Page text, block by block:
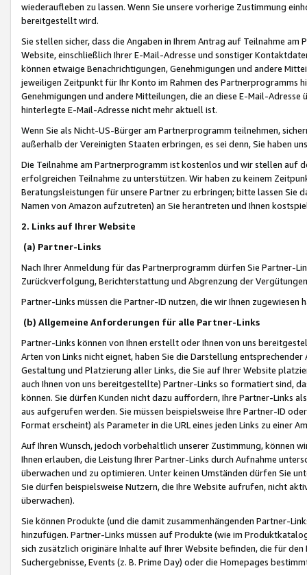
wiederaufleben zu lassen. Wenn Sie unsere vorherige Zustimmung
bereitgestellt wird.
Sie stellen sicher, dass die Angaben in Ihrem Antrag auf Teilnahme
Website, einschließlich Ihrer E-Mail-Adresse und sonstiger
können etwaige Benachrichtigungen, Genehmigungen und andere
jeweiligen Zeitpunkt für Ihr Konto im Rahmen des Partnerprogramms
Genehmigungen und andere Mitteilungen, die an diese E-Mail-
hinterlegte E-Mail-Adresse nicht mehr aktuell ist.
Wenn Sie als Nicht-US-Bürger am Partnerprogramm teilnehmen,
außerhalb der Vereinigten Staaten erbringen, es sei denn, Sie haben
Die Teilnahme am Partnerprogramm ist kostenlos und wir stellen auf
erfolgreichen Teilnahme zu unterstützen. Wir haben zu keinem
Beratungsleistungen für unsere Partner zu erbringen; bitte lassen Sie
Namen von Amazon aufzutreten) an Sie herantreten und Ihnen
2. Links auf Ihrer Website
(a) Partner-Links
Nach Ihrer Anmeldung für das Partnerprogramm dürfen Sie Partner-
Zurückverfolgung, Berichterstattung und Abgrenzung der
Partner-Links müssen die Partner-ID nutzen, die wir Ihnen zugewiesen
(b) Allgemeine Anforderungen für alle Partner-Links
Partner-Links können von Ihnen erstellt oder Ihnen von uns
Arten von Links nicht eignet, haben Sie die Darstellung
Gestaltung und Platzierung aller Links, die Sie auf Ihrer Website
auch Ihnen von uns bereitgestellte) Partner-Links so formatiert sind,
können. Sie dürfen Kunden nicht dazu auffordern, Ihre Partner-Links
aus aufgerufen werden. Sie müssen beispielsweise Ihre Partner-ID
Format erscheint) als Parameter in die URL eines jeden Links zu einer
Auf Ihren Wunsch, jedoch vorbehaltlich unserer Zustimmung, können
Ihnen erlauben, die Leistung Ihrer Partner-Links durch Aufnahme
überwachen und zu optimieren. Unter keinen Umständen dürfen Sie
Sie dürfen beispielsweise Nutzern, die Ihre Website aufrufen, nicht
überwachen).
Sie können Produkte (und die damit zusammenhängenden Partner-
hinzufügen. Partner-Links müssen auf Produkte (wie im
sich zusätzlich originäre Inhalte auf Ihrer Website befinden, die für
Suchergebnisse, Events (z. B. Prime Day) oder die Homepages